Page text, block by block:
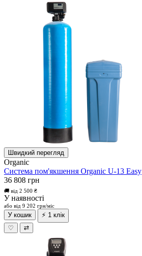
Швидкий перегляд
Organic
Система пом'якшення Organic U-13 Easy
36 808 грн
🚚 від 2 500 ₴
У наявності
або від 9 202 грн/міс
У кошик
⚡ 1 клік
♡
⇄